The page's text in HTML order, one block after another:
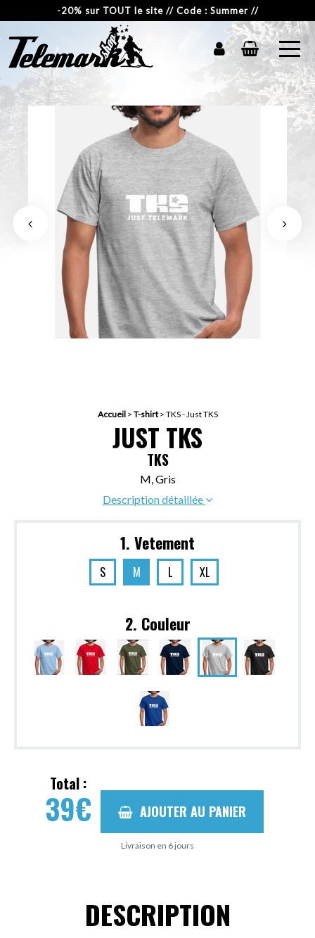
-20% sur TOUT le site // Code : Summer //
Accueil> T-shirt> TKS - Just TKS
JUST TKS
TKS
M, Gris
Description détaillée
1. Vetement
S M L XL
2. Couleur
Total :
39€ AJOUTER AU PANIER
Livraison en 6 jours
DESCRIPTION